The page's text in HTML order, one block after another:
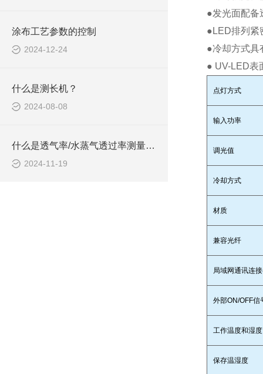
涂布工艺参数的控制
2024-12-24
什么是测长机？
2024-08-08
什么是透气率/水蒸气透过率测量装置？
2024-11-19
●发光面配备
●LED排列紧
●冷却方式具
● UV-LED表
点灯方式
输入功率
调光值
冷却方式
材质
兼容光纤
局域网通讯连
外部ON/OFF信
工作温度和湿度
保存温湿度